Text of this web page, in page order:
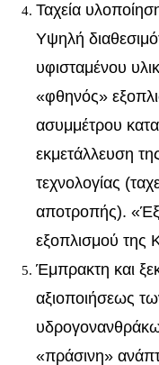
Ταχεία
Υψηλή
υφισταμένου
«φθηνός»
ασυμμέτρου
εκμετάλλευση
τεχνολογίας
αποτροπής).
εξοπλισμού της
Έμπρακτη και
αξιοποιήσεως
«πράσινη»